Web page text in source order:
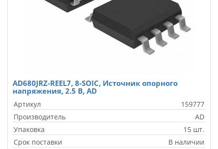
AD680JRZ-REEL7, 8-SOIC, Источник опорного
напряжения, 2.5 В, AD
Артикул
159777
Производитель
AD
Упаковка
15 шт.
Срок поставки
В наличии